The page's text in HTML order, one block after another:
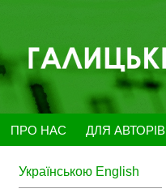
ПРО НАС ДЛЯ АВТОРІВ
Українською English